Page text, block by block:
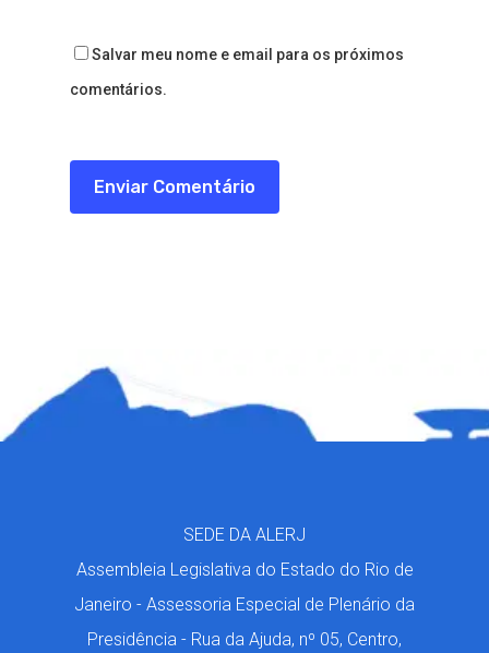
Salvar meu nome e email para os próximos
comentários.
SEDE DA ALERJ
Assembleia Legislativa do Estado do Rio de
Janeiro - Assessoria Especial de Plenário da
Presidência - Rua da Ajuda, nº 05, Centro,